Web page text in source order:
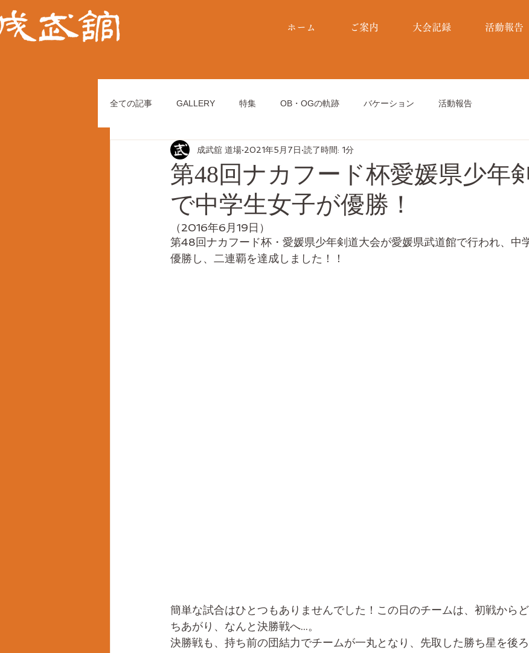
ホーム ご案内 大会記録 活動報告
全ての記事 GALLERY 特集 OB・OGの軌跡 バケーション 活動報告
第48回ナカフード杯愛媛県少年
で中学生女子が優勝！
成武舘 道場 2021年5月7日 読了時間: 1分
（2016年6月19日）
第48回ナカフード杯・愛媛県少年剣道大会が愛媛県武道館で行われ、中
優勝し、二連覇を達成しました！！
簡単な試合はひとつもありませんでした！この日のチームは、初戦から
ちあがり、なんと決勝戦へ...。
決勝戦も、持ち前の団結力でチームが一丸となり、先取した勝ち星を後